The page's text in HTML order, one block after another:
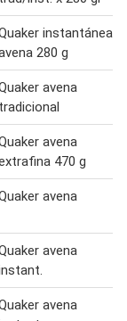
instantánea
280 g
avena
tradicional
avena
470 g
avena
avena
avena